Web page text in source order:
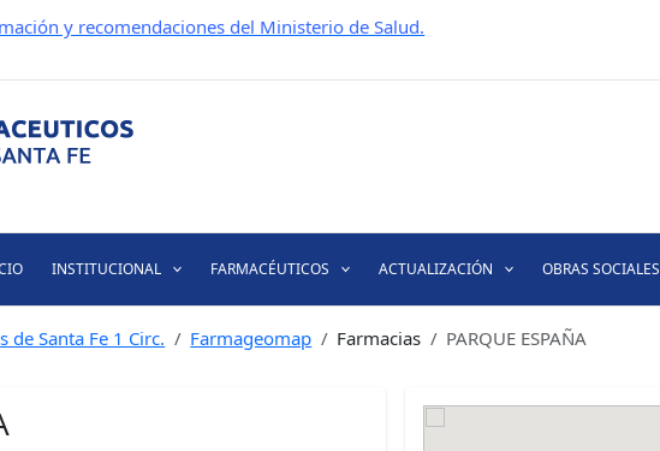
y recomendaciones del Ministerio de Salud.
INSTITUCIONAL FARMACÉUTICOS ACTUALIZACIÓN OBRAS SOCIALES
de Santa Fe 1 Circ. Farmageomap Farmacias PARQUE ESPAÑA